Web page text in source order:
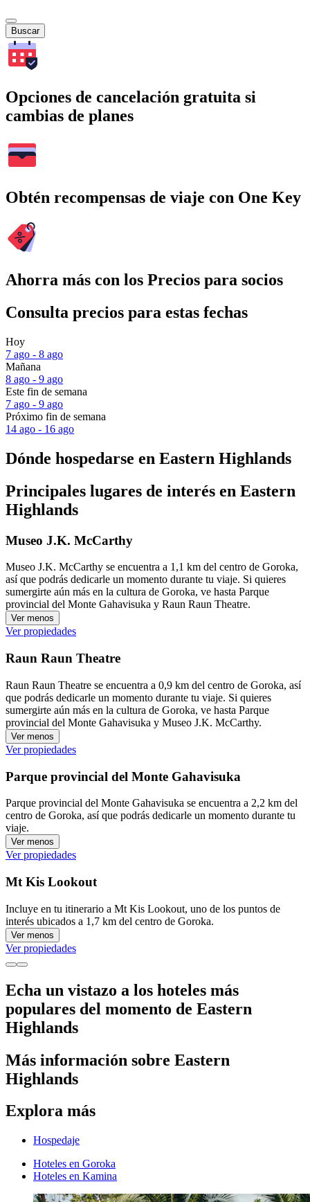
Buscar
Opciones de cancelación gratuita si
cambias de planes
Obtén recompensas de viaje con One Key
Ahorra más con los Precios para socios
Consulta precios para estas fechas
Hoy
7 ago - 8 ago
Mañana
8 ago - 9 ago
Este fin de semana
7 ago - 9 ago
Próximo fin de semana
14 ago - 16 ago
Dónde hospedarse en Eastern Highlands
Principales lugares de interés en Eastern
Highlands
Museo J.K. McCarthy
Museo J.K. McCarthy se encuentra a 1,1 km del centro de Goroka,
así que podrás dedicarle un momento durante tu viaje. Si quieres
sumergirte aún más en la cultura de Goroka, ve hasta Parque
provincial del Monte Gahavisuka y Raun Raun Theatre.
Ver menos
Ver propiedades
Raun Raun Theatre
Raun Raun Theatre se encuentra a 0,9 km del centro de Goroka, así
que podrás dedicarle un momento durante tu viaje. Si quieres
sumergirte aún más en la cultura de Goroka, ve hasta Parque
provincial del Monte Gahavisuka y Museo J.K. McCarthy.
Ver menos
Ver propiedades
Parque provincial del Monte Gahavisuka
Parque provincial del Monte Gahavisuka se encuentra a 2,2 km del
centro de Goroka, así que podrás dedicarle un momento durante tu
viaje.
Ver menos
Ver propiedades
Mt Kis Lookout
Incluye en tu itinerario a Mt Kis Lookout, uno de los puntos de
interés ubicados a 1,7 km del centro de Goroka.
Ver menos
Ver propiedades
Echa un vistazo a los hoteles más
populares del momento de Eastern
Highlands
Más información sobre Eastern
Highlands
Explora más
Hospedaje
Hoteles en Goroka
Hoteles en Kamina